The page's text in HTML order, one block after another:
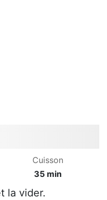
Cuisson
35 min
la vider.